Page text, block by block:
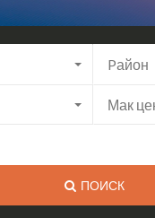
Pайон
Мак
ПОИСК